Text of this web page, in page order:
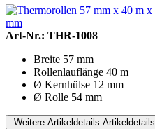
Art-Nr.: THR-1008
Breite 57 mm
Rollenlauflänge 40 m
Ø Kernhülse 12 mm
Ø Rolle 54 mm
Weitere Artikeldetails Artikeldetails